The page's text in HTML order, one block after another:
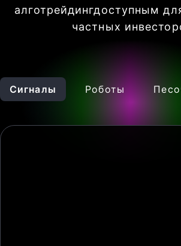
алготрейдингдоступным
частных
Сигналы Роботы